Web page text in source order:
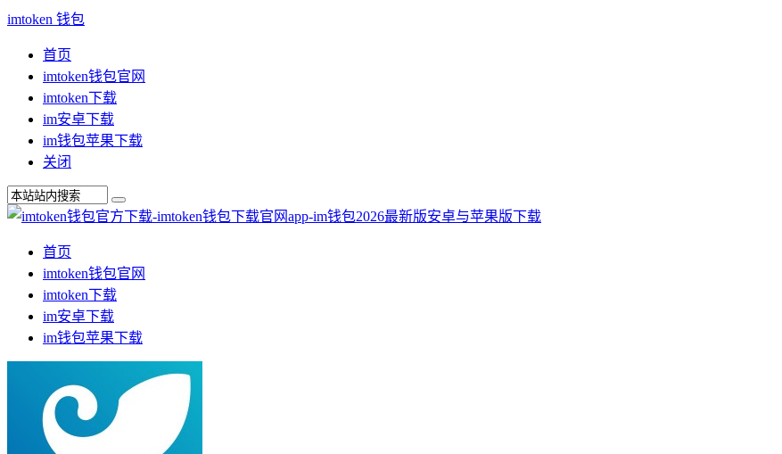
imtoken 钱包
首页
imtoken钱包官网
imtoken下载
im安卓下载
im钱包苹果下载
关闭
首页
imtoken钱包官网
imtoken下载
im安卓下载
im钱包苹果下载